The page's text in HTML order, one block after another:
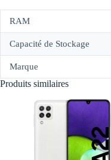
RAM
Capacité de Stockage
Marque
Produits similaires